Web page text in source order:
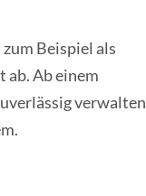
Beispiel als
ab. Ab einem
verwalten